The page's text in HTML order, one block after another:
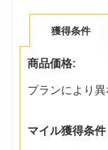
獲得条件
商品価格:
プランにより
マイル獲得条件